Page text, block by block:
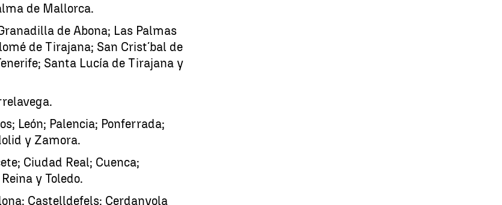
de Mallorca.
de Abona; Las Palmas
de Tirajana; San Crist´bal de
Santa Lucía de Tirajana y
León; Palencia; Ponferrada;
y Zamora.
Ciudad Real; Cuenca;
y Toledo.
Castelldefels; Cerdanyola